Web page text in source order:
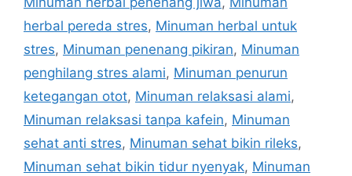
herbal pereda stres, Minuman herbal untuk
stres, Minuman penenang pikiran, Minuman
penghilang stres alami, Minuman penurun
ketegangan otot, Minuman relaksasi alami,
Minuman relaksasi tanpa kafein, Minuman
sehat anti stres, Minuman sehat bikin rileks,
Minuman sehat bikin tidur nyenyak, Minuman